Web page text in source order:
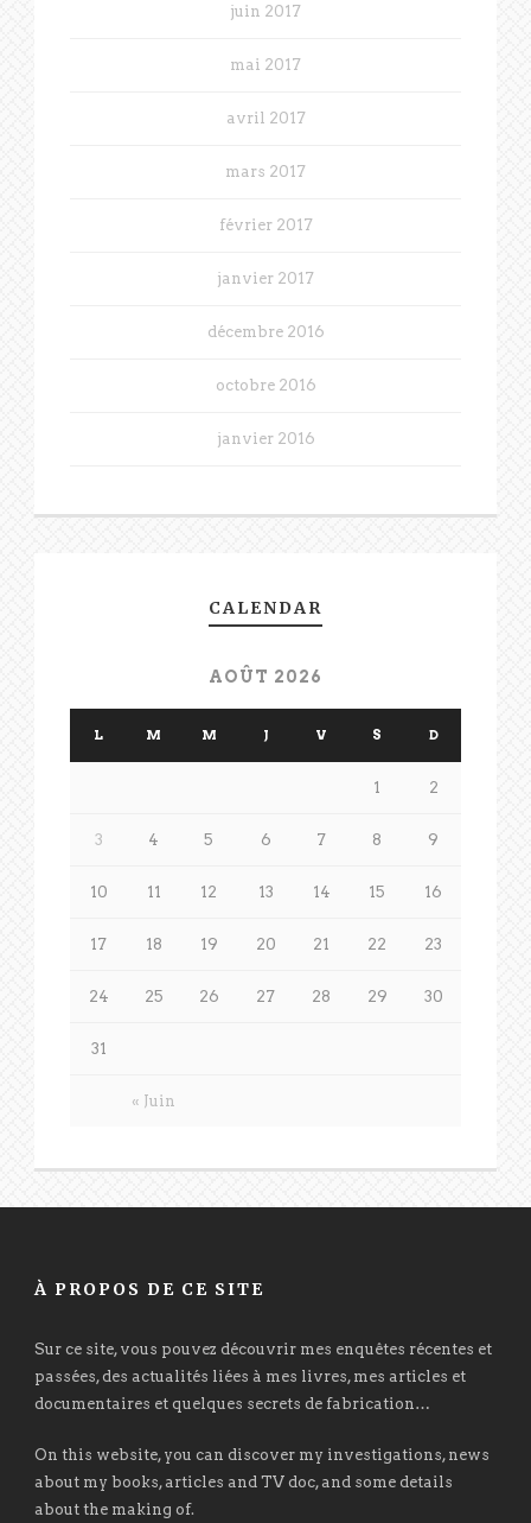
juin 2017
mai 2017
avril 2017
mars 2017
février 2017
janvier 2017
décembre 2016
octobre 2016
janvier 2016
CALENDAR
AOÛT 2026
L M M J V S D
« Juin
1 2
3 4 5 6 7 8 9
10 11 12 13 14 15 16
17 18 19 20 21 22 23
24 25 26 27 28 29 30
31
À PROPOS DE CE SITE
Sur ce site, vous pouvez découvrir mes enquêtes récentes et
passées, des actualités liées à mes livres, mes articles et
documentaires et quelques secrets de fabrication…
On this website, you can discover my investigations, news
about my books, articles and TV doc, and some details
about the making of.